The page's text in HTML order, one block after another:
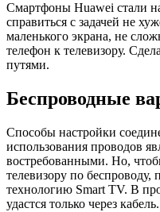
Смартфоны Huawei стали
справиться с задачей не
маленького экрана, не
телефон к телевизору.
путями.
Беспроводные
Способы настройки
использования проводов
востребованными. Но,
телевизору по
технологию Smart TV. В
удастся только через кабель.